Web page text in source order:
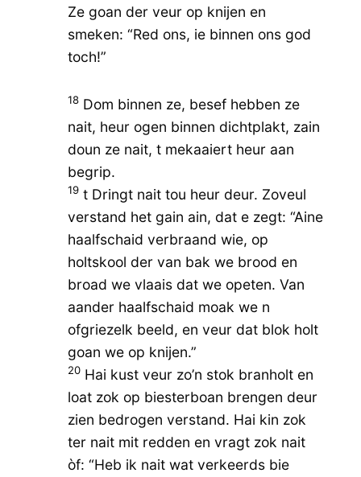
Ze goan der veur op knijen en
smeken: “Red ons, ie binnen ons god
toch!”
18Dom binnen ze, besef hebben ze
nait, heur ogen binnen dichtplakt, zain
doun ze nait, t mekaaiert heur aan
begrip.
19t Dringt nait tou heur deur. Zoveul
verstand het gain ain, dat e zegt: “Aine
haalfschaid verbraand wie, op
holtskool der van bak we brood en
broad we vlaais dat we opeten. Van
aander haalfschaid moak we n
ofgriezelk beeld, en veur dat blok holt
goan we op knijen.”
20Hai kust veur zo’n stok branholt en
loat zok op biesterboan brengen deur
zien bedrogen verstand. Hai kin zok
ter nait mit redden en vragt zok nait
òf: “Heb ik nait wat verkeerds bie